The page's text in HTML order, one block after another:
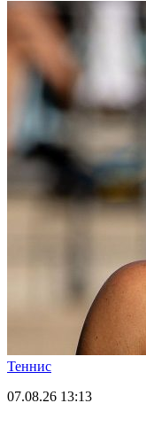
Теннис
07.08.26 13:13